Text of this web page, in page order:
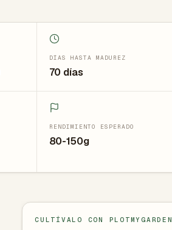
DÍAS HASTA MADUREZ
70 días
RENDIMIENTO ESPERADO
80-150g
CULTÍVALO CON PLOTMYGARDEN